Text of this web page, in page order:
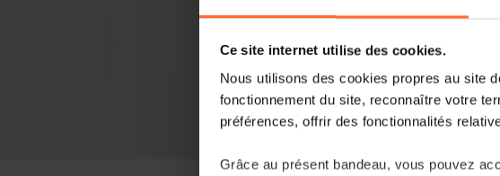
Ce site internet utilise des cookies.
Nous utilisons des cookies propres au site
fonctionnement du site, reconnaître votre
préférences, offrir des fonctionnalités
Grâce au présent bandeau, vous pouvez